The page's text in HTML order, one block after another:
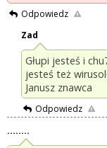
Odpowiedz
Zad
Głupi jesteś i
jesteś też
Janusz znawca
Odpowiedz
........